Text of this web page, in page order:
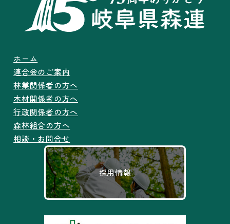
ホーム
連合会のご案内
林業関係者の方へ
木材関係者の方へ
行政関係者の方へ
森林組合の方へ
相談・お問合せ
採用情報